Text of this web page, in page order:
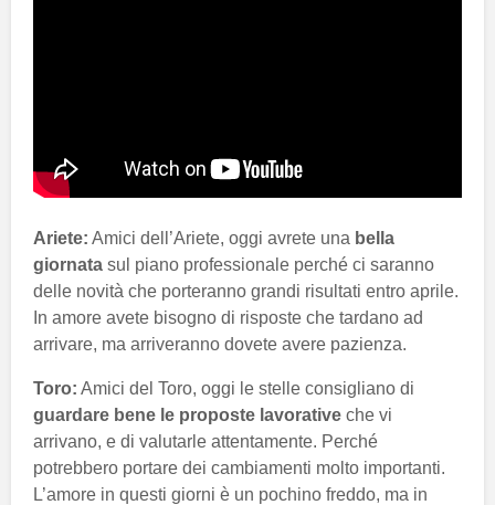
Ariete: Amici dell’Ariete, oggi avrete una bella
giornata sul piano professionale perché ci saranno
delle novità che porteranno grandi risultati entro aprile.
In amore avete bisogno di risposte che tardano ad
arrivare, ma arriveranno dovete avere pazienza.
Toro: Amici del Toro, oggi le stelle consigliano di
guardare bene le proposte lavorative che vi
arrivano, e di valutarle attentamente. Perché
potrebbero portare dei cambiamenti molto importanti.
L’amore in questi giorni è un pochino freddo, ma in